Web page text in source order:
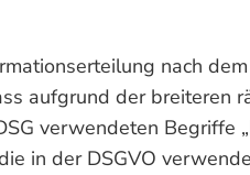
nach
aufgrund der breiteren
verwendeten Begriffe
in der DSGVO